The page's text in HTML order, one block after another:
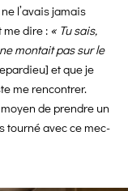
l’avais jamais
me dire : « Tu sais,
montait pas sur le
et que je
me rencontrer.
moyen de prendre un
tourné avec ce mec-